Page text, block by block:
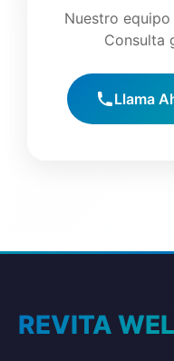
Nuestro
Consulta
Llama
REVITA